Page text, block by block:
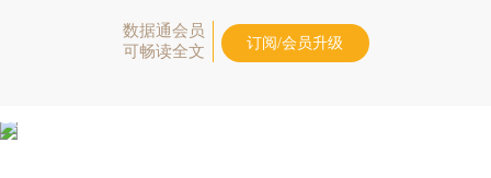
数据通会员
可畅读全文
订阅/会员升级